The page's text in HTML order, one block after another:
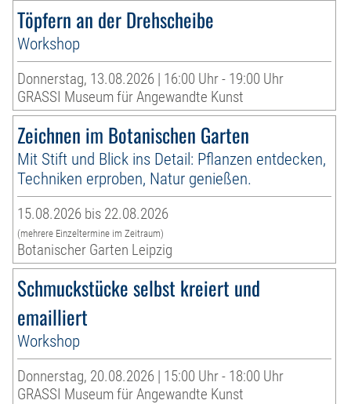
Töpfern an der Drehscheibe
Workshop
Donnerstag, 13.08.2026 | 16:00 Uhr - 19:00 Uhr
GRASSI Museum für Angewandte Kunst
Zeichnen im Botanischen Garten
Mit Stift und Blick ins Detail: Pflanzen entdecken,
Techniken erproben, Natur genießen.
15.08.2026 bis 22.08.2026
(mehrere Einzeltermine im Zeitraum)
Botanischer Garten Leipzig
Schmuckstücke selbst kreiert und
emailliert
Workshop
Donnerstag, 20.08.2026 | 15:00 Uhr - 18:00 Uhr
GRASSI Museum für Angewandte Kunst